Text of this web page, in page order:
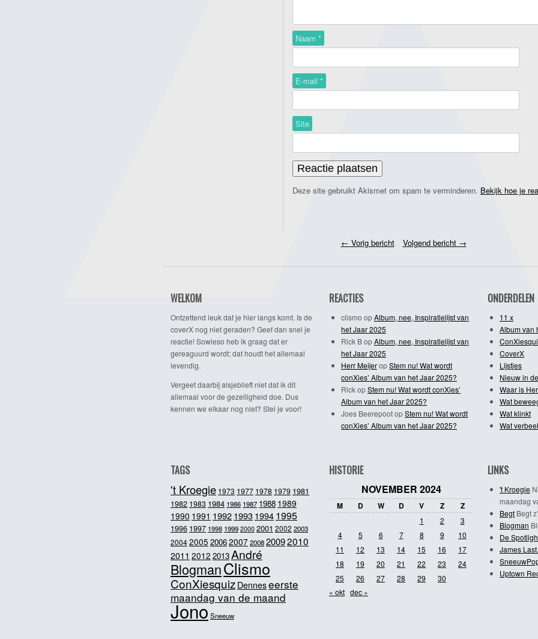
Naam *
E-mail *
Site
Deze site gebruikt Akismet om spam te verminderen. Bekijk hoe je
← Vorig bericht Volgend bericht →
WELKOM
Ontzettend leuk dat je hier langs komt. Is de
coverX nog niet geraden? Geef dan snel je
reactie! Sowieso heb ik graag dat er
gereaguurd wordt; dat houdt het allemaal
levendig.
Vergeet daarbij alsjeblieft niet dat ik dit
allemaal voor de gezelligheid doe. Dus
kennen we elkaar nog niet? Stel je voor!
REACTIES
clismo opAlbum, nee, Inspiratielijst van
het Jaar 2025
Rick BopAlbum, nee, Inspiratielijst van
het Jaar 2025
Herr MeijeropStem nu! Wat wordt
conXies’ Album van het Jaar 2025?
RickopStem nu! Wat wordt conXies’
Album van het Jaar 2025?
Joes BeerepootopStem nu! Wat wordt
conXies’ Album van het Jaar 2025?
ONDERDELEN
11 x
Album van
CoverX
Lijstjes
Nieuw in
Waar is
Wat
Wat klinkt
Wat
TAGS
't Kroegie 1973 1977 1978 1979 1981
1982 1983 1984 1986 1987 1988 1989
1990 1991 19921993 1994 1995
1996 1997 1998 1999 2000 2001 2002 2003
20042005 20062007200820092010
2011 2012 2013André
BlogmanClismo
ConXiesquiz Denneseerste
maandag van de maand
JonoSneeuw
HISTORIE
NOVEMBER 2024
M D W D V Z Z
1 2
3
4
5 6 7 8 9
10
11
12 13 14 15 16
17
18
19 20 21 22 23
24
25
26 27 28 29
30
« okt dec »
LINKS
't Kroegie
maandag
Begt Begt
Blogman
De
James
Uptown